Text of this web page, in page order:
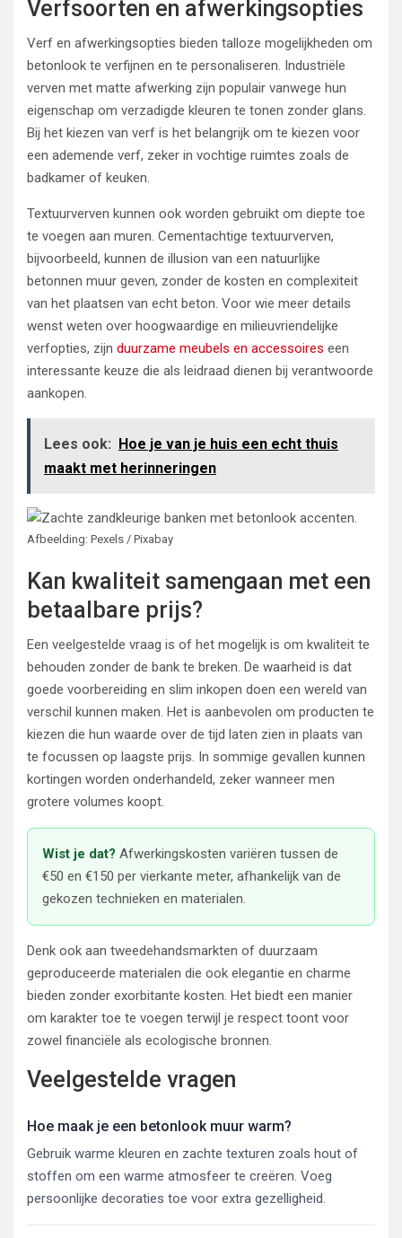
Verfsoorten en afwerkingsopties
Verf en afwerkingsopties bieden talloze mogelijkheden om
betonlook te verfijnen en te personaliseren. Industriële
verven met matte afwerking zijn populair vanwege hun
eigenschap om verzadigde kleuren te tonen zonder glans.
Bij het kiezen van verf is het belangrijk om te kiezen voor
een ademende verf, zeker in vochtige ruimtes zoals de
badkamer of keuken.
Textuurverven kunnen ook worden gebruikt om diepte toe
te voegen aan muren. Cementachtige textuurverven,
bijvoorbeeld, kunnen de illusion van een natuurlijke
betonnen muur geven, zonder de kosten en complexiteit
van het plaatsen van echt beton. Voor wie meer details
wenst weten over hoogwaardige en milieuvriendelijke
verfopties, zijn duurzame meubels en accessoires een
interessante keuze die als leidraad dienen bij verantwoorde
aankopen.
Lees ook: Hoe je van je huis een echt thuis
maakt met herinneringen
Afbeelding: Pexels / Pixabay
Kan kwaliteit samengaan met een
betaalbare prijs?
Een veelgestelde vraag is of het mogelijk is om kwaliteit te
behouden zonder de bank te breken. De waarheid is dat
goede voorbereiding en slim inkopen doen een wereld van
verschil kunnen maken. Het is aanbevolen om producten te
kiezen die hun waarde over de tijd laten zien in plaats van
te focussen op laagste prijs. In sommige gevallen kunnen
kortingen worden onderhandeld, zeker wanneer men
grotere volumes koopt.
Wist je dat? Afwerkingskosten variëren tussen de
€50 en €150 per vierkante meter, afhankelijk van de
gekozen technieken en materialen.
Denk ook aan tweedehandsmarkten of duurzaam
geproduceerde materialen die ook elegantie en charme
bieden zonder exorbitante kosten. Het biedt een manier
om karakter toe te voegen terwijl je respect toont voor
zowel financiële als ecologische bronnen.
Veelgestelde vragen
Hoe maak je een betonlook muur warm?
Gebruik warme kleuren en zachte texturen zoals hout of
stoffen om een warme atmosfeer te creëren. Voeg
persoonlijke decoraties toe voor extra gezelligheid.